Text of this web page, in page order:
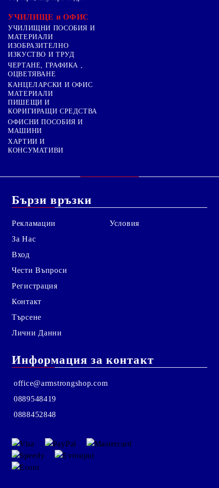
УЧИЛИЩЕ и ОФИС
УЧИЛИЩНИ ПОСОБИЯ И
МАТЕРИАЛИ
ИЗОБРАЗИТЕЛНО
ИЗКУСТВО И ТРУД
ЧЕРТАНЕ, ГРАФИКА ,
ОЦВЕТЯВАНЕ
КАНЦЕЛАРСКИ И ОФИС
МАТЕРИАЛИ
ПИШЕЩИ И
КОРИГИРАЩИ СРЕДСТВА
ОФИСНИ ПОСОБИЯ И
МАШИНИ
ХАРТИИ И
КОНСУМАТИВИ
Бързи връзки
Рекламации
За Нас
Вход
Чести Въпроси
Регистрация
Контакт
Търсене
Лични Данни
Условия
Информация за контакт
office@armstrongshop.com
0889548419
0888452848